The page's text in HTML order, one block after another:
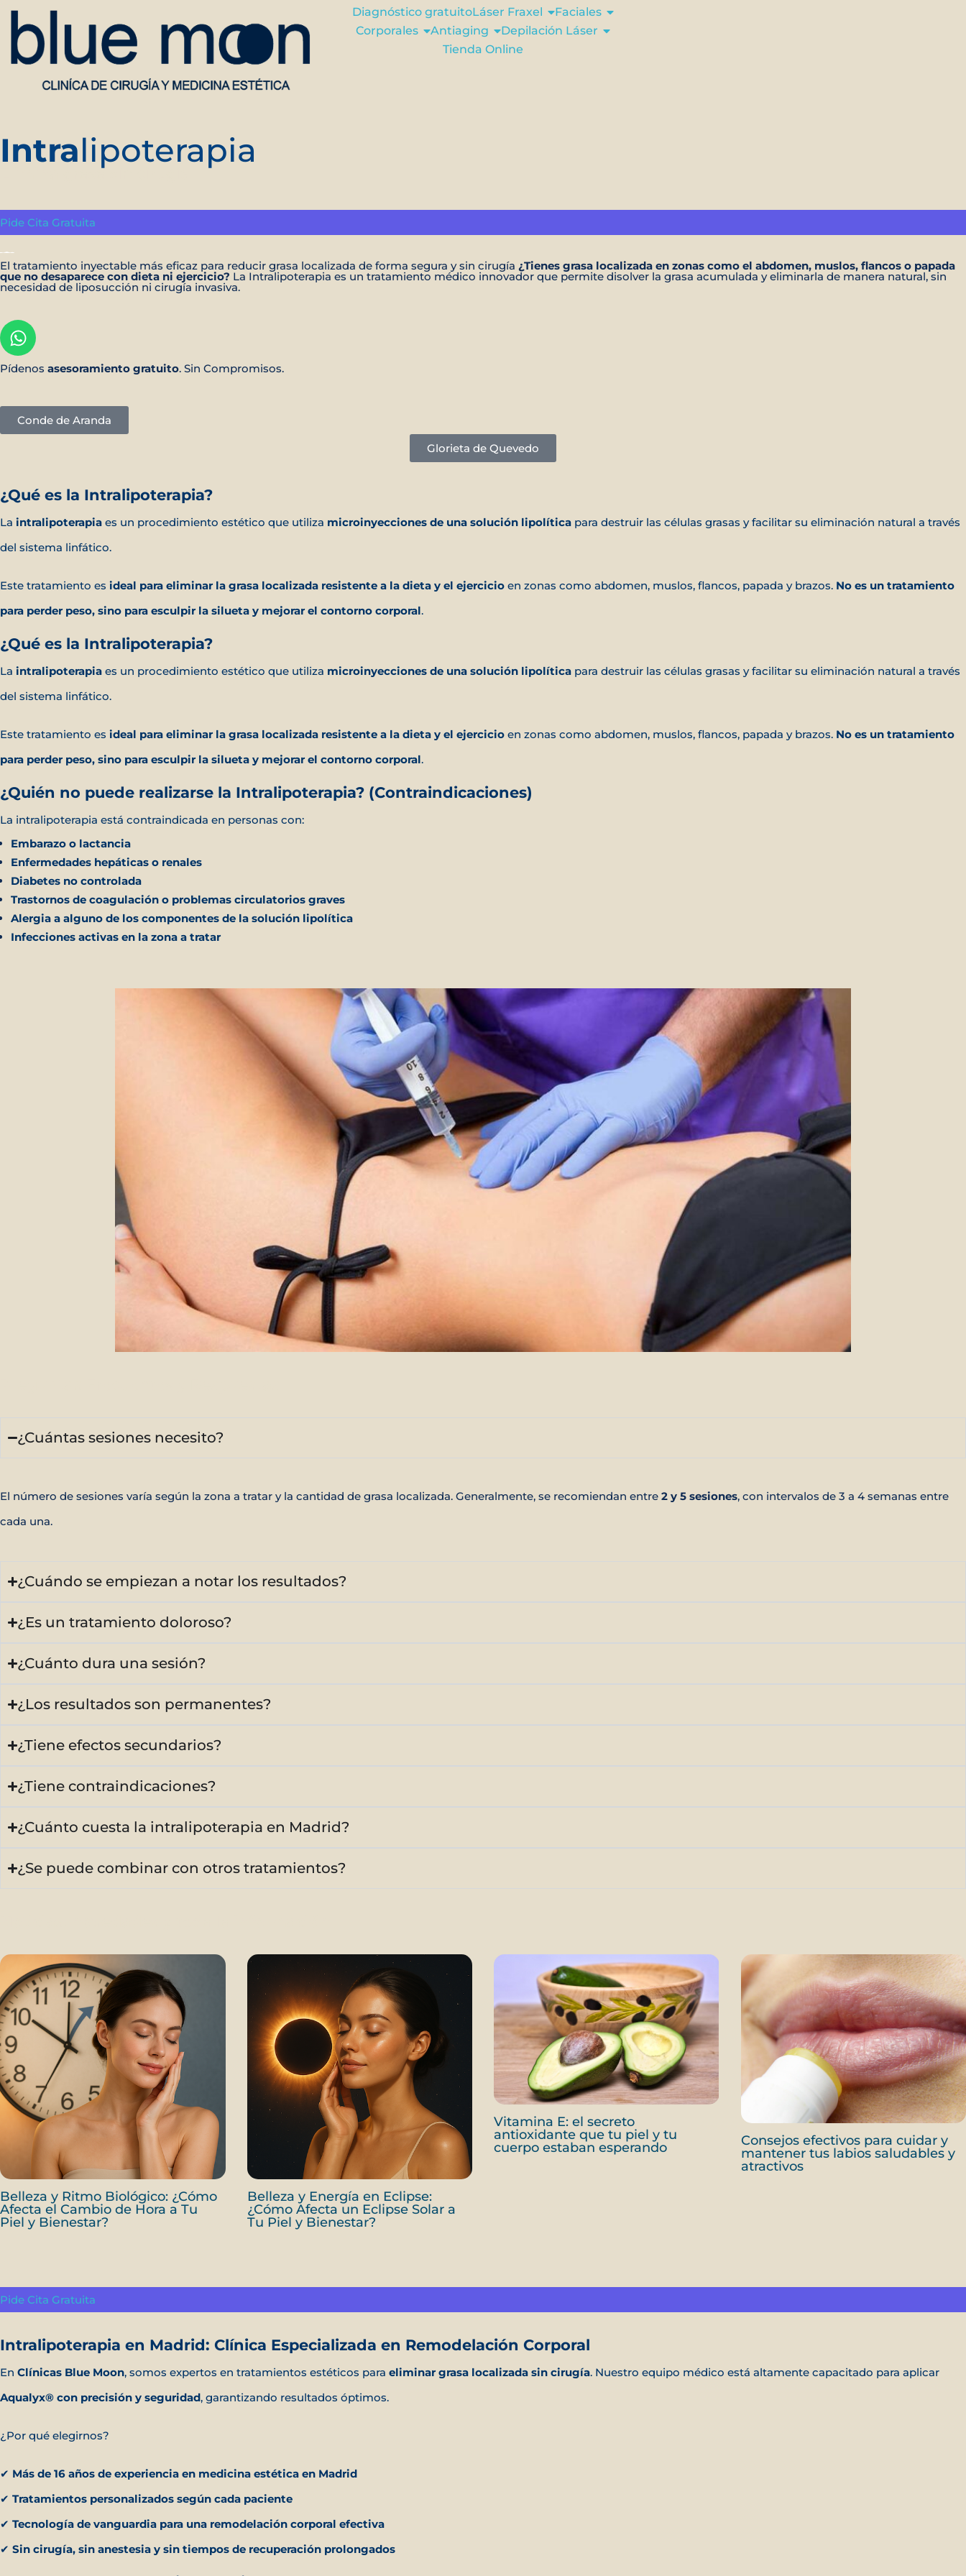
Diagnóstico gratuitoLáser Fraxel
Faciales
Corporales
Antiaging
Depilación Láser
Tienda Online
Intralipoterapia
grasa sin cirugía
Pide Cita Gratuita
El tratamiento inyectable más eficaz para reducir grasa localizada de forma segura y sin cirugía ¿Tienes grasa localizada en zonas como el abdomen, muslos, flancos o papada
que no desaparece con dieta ni ejercicio? La Intralipoterapia es un tratamiento médico innovador que permite disolver la grasa acumulada y eliminarla de manera natural, sin
necesidad de liposucción ni cirugía invasiva.
Pídenos asesoramiento gratuito. Sin Compromisos.
Conde de Aranda
Glorieta de Quevedo
¿Qué es la Intralipoterapia?
La intralipoterapia es un procedimiento estético que utiliza microinyecciones de una solución lipolítica para destruir las células grasas y facilitar su eliminación natural a través
del sistema linfático.
Este tratamiento es ideal para eliminar la grasa localizada resistente a la dieta y el ejercicio en zonas como abdomen, muslos, flancos, papada y brazos. No es un tratamiento
para perder peso, sino para esculpir la silueta y mejorar el contorno corporal.
¿Qué es la Intralipoterapia?
La intralipoterapia es un procedimiento estético que utiliza microinyecciones de una solución lipolítica para destruir las células grasas y facilitar su eliminación natural a través
del sistema linfático.
Este tratamiento es ideal para eliminar la grasa localizada resistente a la dieta y el ejercicio en zonas como abdomen, muslos, flancos, papada y brazos. No es un tratamiento
para perder peso, sino para esculpir la silueta y mejorar el contorno corporal.
¿Quién no puede realizarse la Intralipoterapia? (Contraindicaciones)
La intralipoterapia está contraindicada en personas con:
Embarazo o lactancia
Enfermedades hepáticas o renales
Diabetes no controlada
Trastornos de coagulación o problemas circulatorios graves
Alergia a alguno de los componentes de la solución lipolítica
Infecciones activas en la zona a tratar
¿Cuántas sesiones necesito?
El número de sesiones varía según la zona a tratar y la cantidad de grasa localizada. Generalmente, se recomiendan entre 2 y 5 sesiones, con intervalos de 3 a 4 semanas entre
cada una.
¿Cuándo se empiezan a notar los resultados?
¿Es un tratamiento doloroso?
¿Cuánto dura una sesión?
¿Los resultados son permanentes?
¿Tiene efectos secundarios?
¿Tiene contraindicaciones?
¿Cuánto cuesta la intralipoterapia en Madrid?
¿Se puede combinar con otros tratamientos?
Belleza y Ritmo Biológico: ¿Cómo
Afecta el Cambio de Hora a Tu
Piel y Bienestar?
Belleza y Energía en Eclipse:
¿Cómo Afecta un Eclipse Solar a
Tu Piel y Bienestar?
Vitamina E: el secreto
antioxidante que tu piel y tu
cuerpo estaban esperando
Consejos efectivos para cuidar y
mantener tus labios saludables y
atractivos
Pide Cita Gratuita
Intralipoterapia en Madrid: Clínica Especializada en Remodelación Corporal
En Clínicas Blue Moon, somos expertos en tratamientos estéticos para eliminar grasa localizada sin cirugía. Nuestro equipo médico está altamente capacitado para aplicar
Aqualyx® con precisión y seguridad, garantizando resultados óptimos.
¿Por qué elegirnos?
✔ Más de 16 años de experiencia en medicina estética en Madrid
✔ Tratamientos personalizados según cada paciente
✔ Tecnología de vanguardia para una remodelación corporal efectiva
✔ Sin cirugía, sin anestesia y sin tiempos de recuperación prolongados